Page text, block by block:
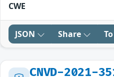
CWE
JSON Share
CNVD-2021-